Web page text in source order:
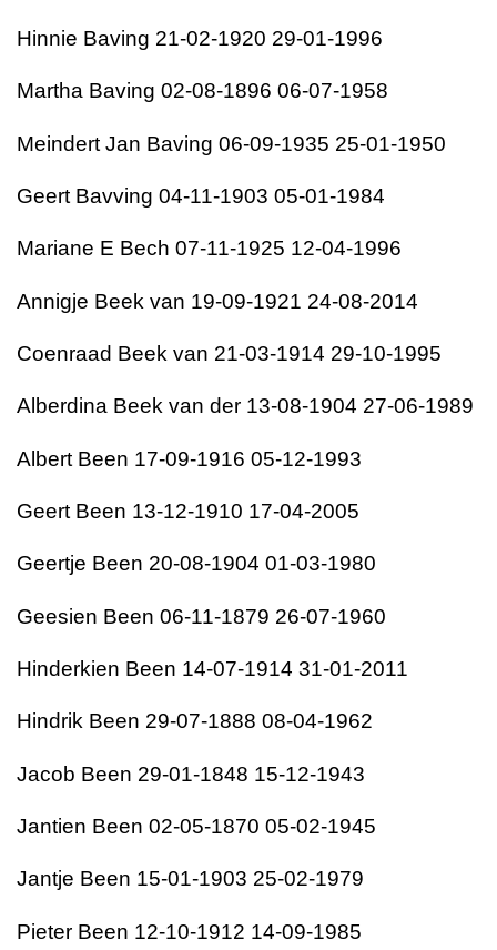
Hinnie Baving 21-02-1920 29-01-1996
Martha Baving 02-08-1896 06-07-1958
Meindert Jan Baving 06-09-1935 25-01-1950
Geert Bavving 04-11-1903 05-01-1984
Mariane E Bech 07-11-1925 12-04-1996
Annigje Beek van 19-09-1921 24-08-2014
Coenraad Beek van 21-03-1914 29-10-1995
Alberdina Beek van der 13-08-1904 27-06-1989
Albert Been 17-09-1916 05-12-1993
Geert Been 13-12-1910 17-04-2005
Geertje Been 20-08-1904 01-03-1980
Geesien Been 06-11-1879 26-07-1960
Hinderkien Been 14-07-1914 31-01-2011
Hindrik Been 29-07-1888 08-04-1962
Jacob Been 29-01-1848 15-12-1943
Jantien Been 02-05-1870 05-02-1945
Jantje Been 15-01-1903 25-02-1979
Pieter Been 12-10-1912 14-09-1985